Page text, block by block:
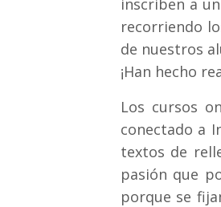
recorriendo
de nuestros
¡Han hecho
Los cursos
conectado a
textos de
pasión que
porque se